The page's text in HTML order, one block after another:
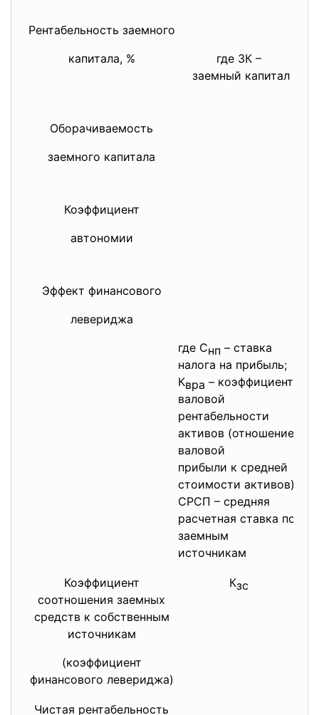
Рентабельность заемного
капитала, %
где ЗК –
заемный капитал
Оборачиваемость
заемного капитала
Коэффициент
автономии
Эффект финансового
левериджа
где Снп – ставка
налога на прибыль;
Квра – коэффициент
валовой
рентабельности
активов (отношение
валовой
прибыли к средней
стоимости активов);
СРСП – средняя
расчетная ставка по
заемным
источникам
Коэффициент
соотношения заемных
средств к собственным
источникам
(коэффициент
финансового левериджа)
Кзс
Чистая рентабельность